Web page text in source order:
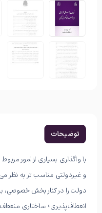
توضیحات
با واگذاری بسیاری از امور
و غیردولتی مناسب تر به نظر
دولت را در کنار بخش خصوصی،
انعطاف‌پذیری؛ ساختاری